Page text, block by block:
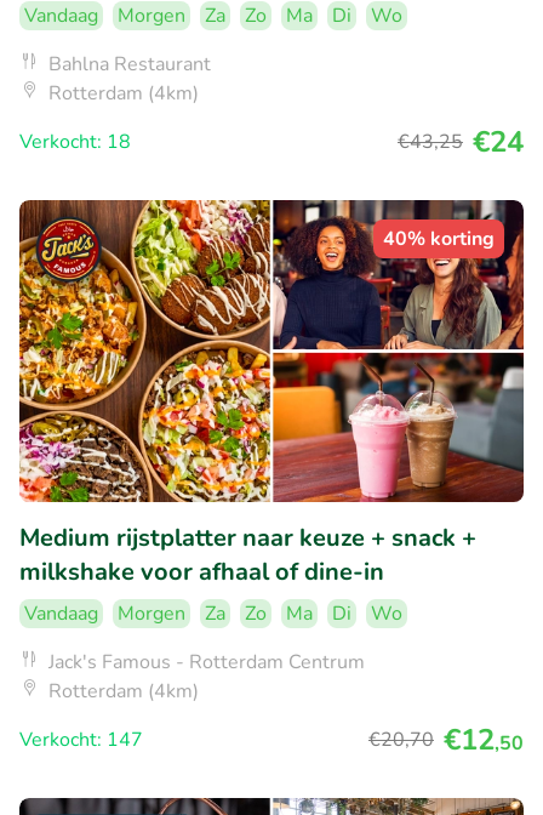
Vandaag Morgen Za Zo Ma Di
Wo
Bahlna Restaurant
Rotterdam (4km)
Verkocht: 18
€43,25 €24
40% korting
Medium rijstplatter naar keuze + snack +
milkshake voor afhaal of dine-in
Vandaag Morgen Za Zo Ma Di
Wo
Jack's Famous - Rotterdam Centrum
Rotterdam (4km)
Verkocht: 147
€20,70 €12,50